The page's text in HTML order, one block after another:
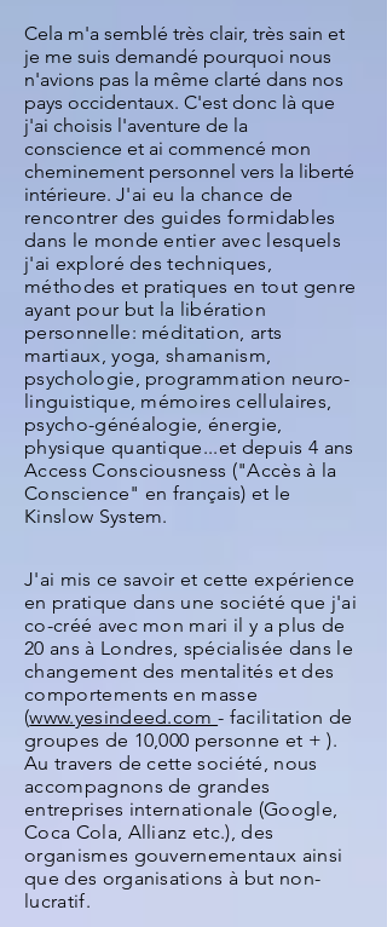
Cela m'a semblé très clair, très sain et
je me suis demandé pourquoi nous
n'avions pas la même clarté dans nos
pays occidentaux. C'est donc là que
j'ai choisis l'aventure de la
conscience et ai commencé mon
cheminement personnel vers la liberté
intérieure. J'ai eu la chance de
rencontrer des guides formidables
dans le monde entier avec lesquels
j'ai exploré des techniques,
méthodes et pratiques en tout genre
ayant pour but la libération
personnelle: méditation, arts
martiaux, yoga, shamanism,
psychologie, programmation neuro-
linguistique, mémoires cellulaires,
psycho-généalogie, énergie,
physique quantique...et depuis 4 ans
Access Consciousness ("Accès à la
Conscience" en français) et le
Kinslow System.
J'ai mis ce savoir et cette expérience
en pratique dans une société que j'ai
co-créé avec mon mari il y a plus de
20 ans à Londres, spécialisée dans le
changement des mentalités et des
comportements en masse
(www.yesindeed.com- facilitation de
groupes de 10,000 personne et + ).
Au travers de cette société, nous
accompagnons de grandes
entreprises internationale (Google,
Coca Cola, Allianz etc.), des
organismes gouvernementaux ainsi
que des organisations à but non-
lucratif.